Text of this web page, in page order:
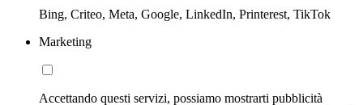
Bing, Criteo, Meta, Google, LinkedIn, Printerest, TikTok
Marketing
Accettando questi servizi, possiamo mostrarti pubblicità